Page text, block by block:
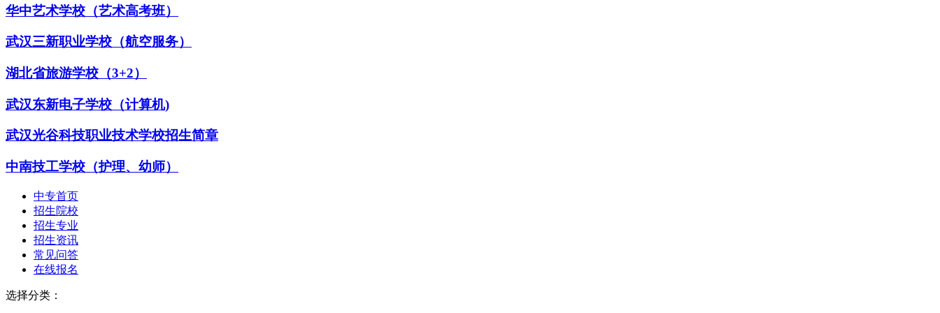
华中艺术学校（艺术高考班）
武汉三新职业学校（航空服务）
湖北省旅游学校（3+2）
武汉东新电子学校（计算机)
武汉光谷科技职业技术学校招生简章
中南技工学校（护理、幼师）
中专首页
招生院校
招生专业
招生资讯
常见问答
在线报名
选择分类：